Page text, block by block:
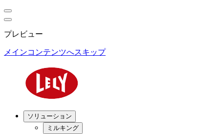
プレビュー
メインコンテンツへスキップ
ソリューション
ミルキング